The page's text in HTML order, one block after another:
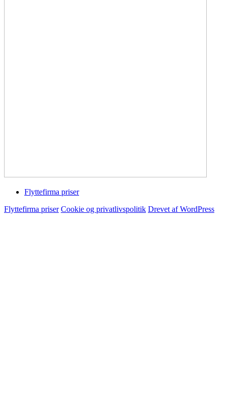
Flyttefirma priser
Flyttefirma priser Cookie og privatlivspolitik Drevet af WordPress